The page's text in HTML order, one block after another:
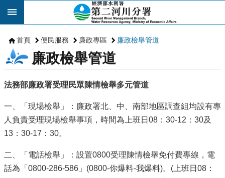
跳到主要內容區塊
首頁 便民服務 廉政專區 廉政檢舉管道
廉政檢舉管道
法務部廉政署受理民眾陳情檢舉多元管道
一、「現場檢舉」：廉政署北、中、南部地區調查組均設有專
人負責受理現場檢舉事項，時間為上班日08：30-12：30及
13：30-17：30。
二、「電話檢舉」：設置0800受理陳情檢舉免付費專線，電
話為「0800-286-586」(0800-你爆料-我爆料)。(上班日08：